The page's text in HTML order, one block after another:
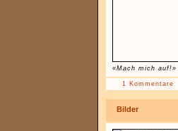
«Mach mich auf!»
1 Kommentare
Bilder